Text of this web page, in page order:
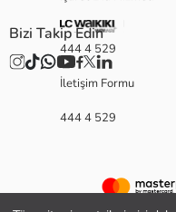
444 4 529
İletişim Formu
444 4 529
Bizi Takip Edin